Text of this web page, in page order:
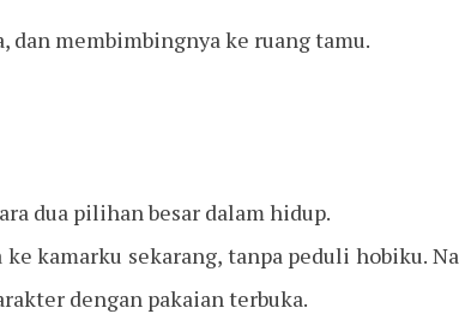
membimbingnya ke ruang tamu.
dua pilihan besar dalam hidup.
kamarku sekarang, tanpa peduli hobiku.
dengan pakaian terbuka.